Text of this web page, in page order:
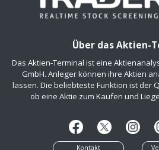
Über das Aktien-
Das Aktien-Terminal ist eine
GmbH. Anleger können ihre Aktien
lassen. Die beliebteste Funktion ist der
ob eine Aktie zum Kaufen und
Kontakt